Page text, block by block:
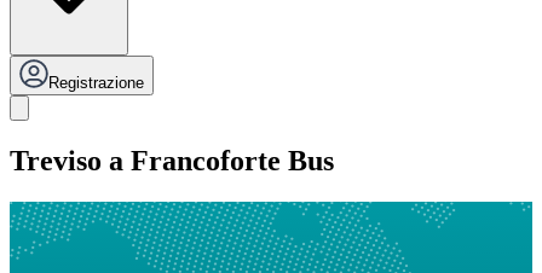
Registrazione
Treviso a Francoforte Bus